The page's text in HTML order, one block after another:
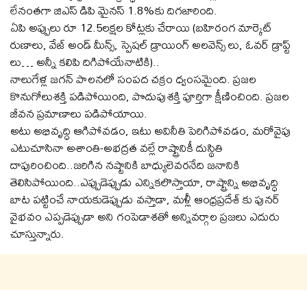
లేనంతగా జిఎస్ డిపి మైనస్ 1.8%కు దిగజారింది.
ఏపి అప్పులు రూ 12.5లక్షల కోట్లకు చేరాయి (బహిరంగ మార్కెట్
రుణాలు, వేజ్ అండ్ మీన్స్, స్పెషల్ డ్రాయింగ్ అలవెన్స్ లు, ఓవర్ డ్రాప్ట్
లు… అన్నీ కలిపి దిగిపోయేనాటికి)..
నాలుగేళ్ల జగన్ పాలనలో సంపద చక్రం ధ్వంసమైంది. ప్రజల
కొనుగోలుశక్తి పడిపోయింది, పొదుపుశక్తి పూర్తిగా క్షీణించింది. ప్రజల
జీవన ప్రమాణాలు పడిపోయాయి.
అటు అభివృద్ధి ఆగిపోవడం, ఇటు అవినీతి పెరిగిపోవడం, మరోవైపు
ఎటుచూసినా అశాంతి-అభద్రత వల్లే రాష్ట్రానికీ దుస్థితి
దాపురించింది..జరిగిన నష్టానికి బాధ్యులెవరనేది జనానికి
తెలిసిపోయింది..ఎప్పుడెప్పుడు ఎన్నికలొస్తాయా, రాష్ట్రాన్ని అభివృద్ధి
బాట పట్టించే నాయకుడెప్పుడు వస్తాడా, మళ్లీ ఆంధ్రప్రదేశ్ కు పునర్
వైభవం ఎప్పడెప్పుడా అని గంపెడాశతో అన్నివర్గాల ప్రజలు ఎదురు
చూస్తున్నారు.